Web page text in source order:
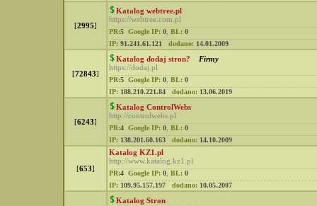
[2995]
Katalog webtree.pl
https://webtree.com.pl
PR:5 Google IP: 0 BL: 0
IP: 91.241.61.121 dodano: 14.01.2009
[72843]
Katalog dodaj stron?
Firmy
https://dodaj.pl
PR:5 Google IP: 0 BL: 0
IP: 188.210.221.84 dodano: 13.06.2019
[6243]
Katalog ControlWebs
http://controlwebs.pl
PR:4 Google IP: 0 BL: 0
IP: 138.201.60.163 dodano: 14.10.2009
[653]
Katalog KZ1.pl
http://www.katalog.kz1.pl
PR:4 Google IP: 0 BL: 0
IP: 109.95.157.197 dodano: 10.05.2007
Katalog Stron